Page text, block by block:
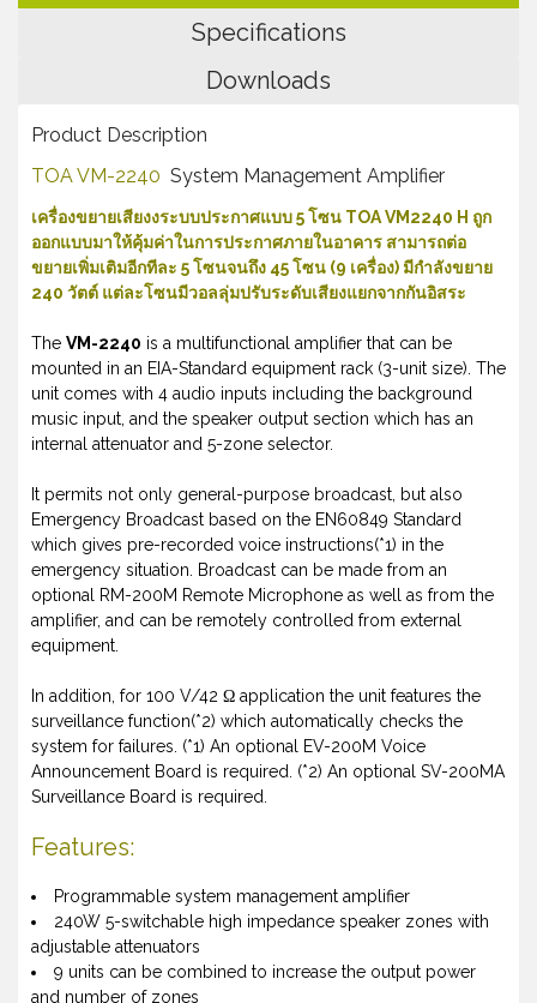
Specifications
Downloads
Product Description
TOA VM-2240 System Management Amplifier
เครื่องขยายเสียงงระบบประกาศแบบ 5 โซน TOA VM2240 H ถูก
ออกแบบมาให้คุ้มค่าในการประกาศภายในอาคาร สามารถต่อ
ขยายเพิ่มเติมอีกทีละ 5 โซนจนถึง 45 โซน (9 เครื่อง) มีกำลังขยาย
240 วัตต์ แต่ละโซนมีวอลลุ่มปรับระดับเสียงแยกจากกันอิสระ
The VM-2240 is a multifunctional amplifier that can be
mounted in an EIA-Standard equipment rack (3-unit size). The
unit comes with 4 audio inputs including the background
music input, and the speaker output section which has an
internal attenuator and 5-zone selector.
It permits not only general-purpose broadcast, but also
Emergency Broadcast based on the EN60849 Standard
which gives pre-recorded voice instructions(*1) in the
emergency situation. Broadcast can be made from an
optional RM-200M Remote Microphone as well as from the
amplifier, and can be remotely controlled from external
equipment.
In addition, for 100 V/42 Ω application the unit features the
surveillance function(*2) which automatically checks the
system for failures. (*1) An optional EV-200M Voice
Announcement Board is required. (*2) An optional SV-200MA
Surveillance Board is required.
Features:
Programmable system management amplifier
240W 5-switchable high impedance speaker zones with
adjustable attenuators
9 units can be combined to increase the output power
and number of zones